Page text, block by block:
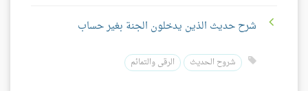
شرح حديث الذين يدخلون الجنة بغير حساب
شروح الحديث الرقى والتمائم